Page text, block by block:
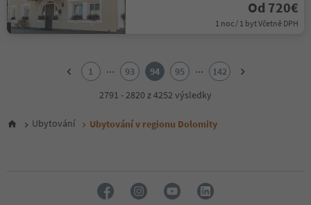
Od 720€
1 noc / 1 byt Včetně DPH
6
1 ... 93 94 95 ...
142
2791 - 2820 z 4252 výsledky
Ubytování Ubytování v regionu Dolomity